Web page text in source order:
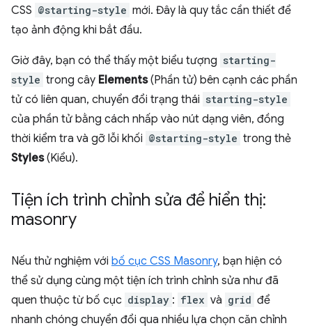
CSS @starting-style mới. Đây là quy tắc cần thiết để
tạo ảnh động khi bắt đầu.
Giờ đây, bạn có thể thấy một biểu tượng starting-
style trong cây Elements(Phần tử) bên cạnh các phần
tử có liên quan, chuyển đổi trạng thái starting-style
của phần tử bằng cách nhấp vào nút dạng viên, đồng
thời kiểm tra và gỡ lỗi khối @starting-style trong thẻ
Styles(Kiểu).
Tiện ích trình chỉnh sửa để hiển thị:
masonry
Nếu thử nghiệm với bố cục CSS Masonry, bạn hiện có
thể sử dụng cùng một tiện ích trình chỉnh sửa như đã
quen thuộc từ bố cục display : flex và grid để
nhanh chóng chuyển đổi qua nhiều lựa chọn căn chỉnh